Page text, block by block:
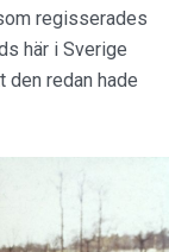
regisserades
här i Sverige
den redan hade